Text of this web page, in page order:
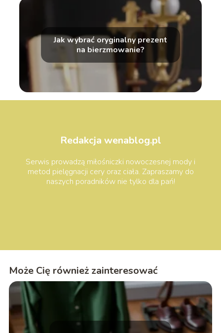
Jak wybrać oryginalny prezent
na bierzmowanie?
Redakcja wenablog.pl
Serwis prowadzą miłośniczki nowoczesnej mody i
metod pielęgnacji cery oraz ciała. Zapraszamy do
naszych poradników nie tylko dla pań!
Może Cię również zainteresować